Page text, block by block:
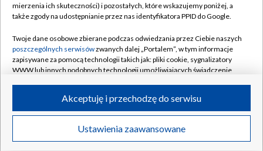
Naziemna Telewizja Cyfrowa
Rada Programowa
System NOS
Informacje o nadawcy
Program dla prasy
Ogłoszenie przetargowe
Pomoc
Kontakt
Kanały
©2026 Telewizja Polska S.A. w likwidacji
mierzenia ich skuteczności) i pozostałych, które wskazujemy poniżej, a
także zgody na udostępnianie przez nas identyfikatora PPID do Google.
Twoje dane osobowe zbierane podczas odwiedzania przez Ciebie naszych
poszczególnych serwisówzwanych dalej „Portalem”, w tym informacje
zapisywane za pomocą technologii takich jak: pliki cookie, sygnalizatory
WWW lub innych podobnych technologii umożliwiających świadczenie
ruchu w Internecie.
Twoje dane osobowe zbierane podczas odwiedzania przez Ciebie
poszczególnych serwisówna Portalu, takie jak adresy IP, identyfikatory
Ustawienia zaawansowane
Akceptuję i przechodzę do serwisu